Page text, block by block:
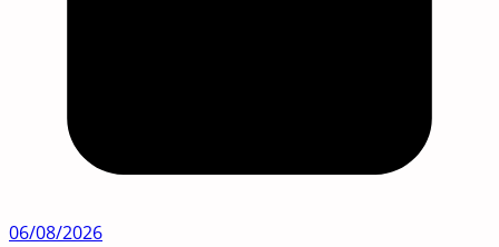
06/08/2026